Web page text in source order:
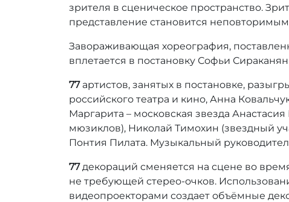
зрителя в сценическое пространство.
представление становится
Завораживающая хореография,
вплетается в постановку Софьи
77артистов, занятых в постановке,
российского театра и кино, Анна
Маргарита – московская звезда
мюзиклов), Николай Тимохин (звездный
Понтия Пилата. Музыкальный
77декораций сменяется на сцене во
не требующей стерео-очков.
видеопроекторами создает объёмные